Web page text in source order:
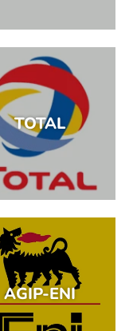
TOTAL
AGIP-ENI